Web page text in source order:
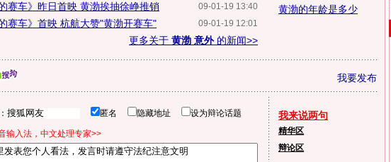
09-01-19 13:40
的赛车》昨日首映 黄渤挨抽徐峥推销
09-01-19 12:01
的赛车》首映 杭航大赞"黄渤开赛车"
更多关于 黄渤 意外的新闻>>
黄渤的年龄是多少
我要发布
匿名 隐藏地址 设为辩论话题
输入法，中文处理专家>>
我来说两句
精华区
辩论区